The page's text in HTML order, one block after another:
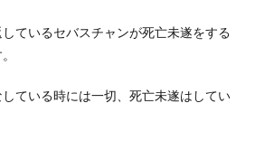
ているセバスチャンが死亡未遂をする
ている時には一切、死亡未遂はしてい